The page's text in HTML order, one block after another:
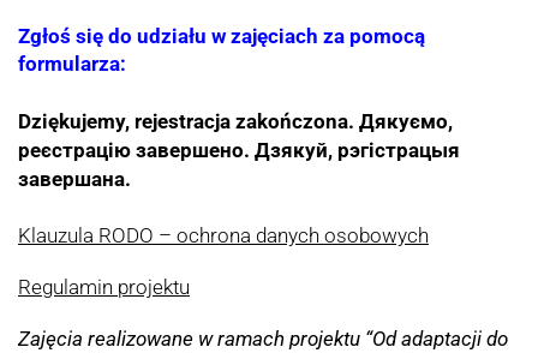
Zgłoś się do udziału w zajęciach za pomocą
formularza:
Dziękujemy, rejestracja zakończona. Дякуємо,
реєстрацію завершено. Дзякуй, рэгістрацыя
завершана.
Klauzula RODO – ochrona danych osobowych
Regulamin projektu
Zajęcia realizowane w ramach projektu “Od adaptacji do